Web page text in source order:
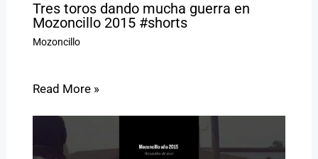
Tres toros dando mucha guerra en
Mozoncillo 2015 #shorts
Mozoncillo
Read More »